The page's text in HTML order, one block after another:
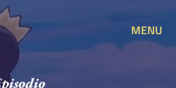
MENU